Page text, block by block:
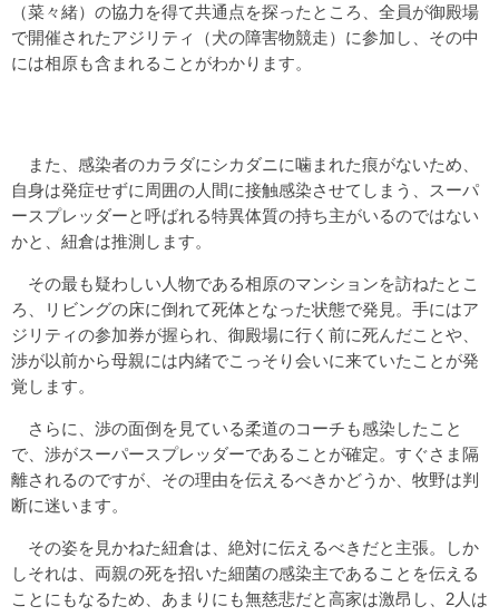
（菜々緒）の協力を得て共通点を探ったところ、全員が御殿場
で開催されたアジリティ（犬の障害物競走）に参加し、その中
には相原も含まれることがわかります。
また、感染者のカラダにシカダニに噛まれた痕がないため、
自身は発症せずに周囲の人間に接触感染させてしまう、スーパ
ースプレッダーと呼ばれる特異体質の持ち主がいるのではない
かと、紐倉は推測します。
その最も疑わしい人物である相原のマンションを訪ねたとこ
ろ、リビングの床に倒れて死体となった状態で発見。手にはア
ジリティの参加券が握られ、御殿場に行く前に死んだことや、
渉が以前から母親には内緒でこっそり会いに来ていたことが発
覚します。
さらに、渉の面倒を見ている柔道のコーチも感染したこと
で、渉がスーパースプレッダーであることが確定。すぐさま隔
離されるのですが、その理由を伝えるべきかどうか、牧野は判
断に迷います。
その姿を見かねた紐倉は、絶対に伝えるべきだと主張。しか
しそれは、両親の死を招いた細菌の感染主であることを伝える
ことにもなるため、あまりにも無慈悲だと高家は激昂し、2人は